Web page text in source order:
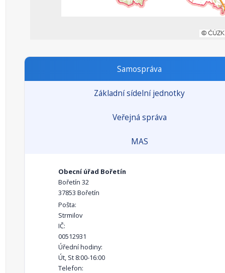
Samospráva
Základní sídelní jednotky
Veřejná správa
MAS
Obecní úřad Bořetín
Bořetín 32
37853 Bořetín
Pošta:
Strmilov
IČ:
00512931
Úřední hodiny:
Út, St 8:00-16:00
Telefon: